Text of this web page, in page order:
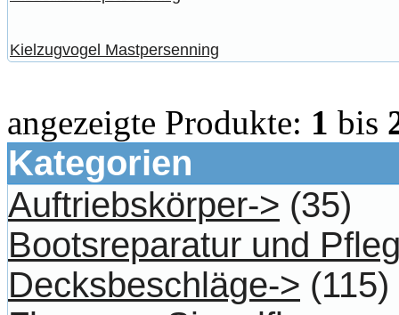
Kielzugvogel Mastpersenning
angezeigte Produkte: 1 bis
Kategorien
Auftriebskörper-> (35)
Bootsreparatur und
Decksbeschläge-> (115)